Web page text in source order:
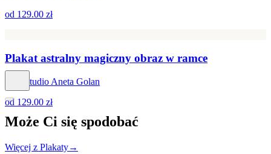
od 129.00 zł
Plakat astralny magiczny obraz w ramce
Hog Studio Aneta Golan
od 129.00 zł
Może Ci się spodobać
Więcej z Plakaty→